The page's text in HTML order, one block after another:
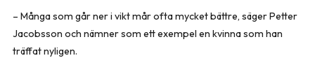
– Många som går ner i vikt mår ofta mycket bättre, säger Petter
Jacobsson och nämner som ett exempel en kvinna som han
träffat nyligen.